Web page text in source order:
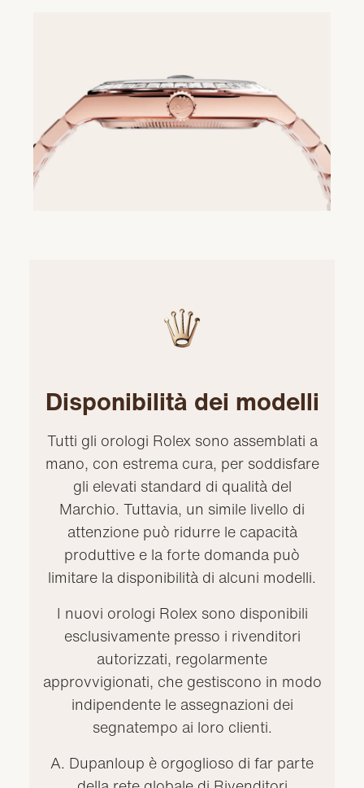
Disponibilità dei modelli
Tutti gli orologi Rolex sono assemblati a
mano, con estrema cura, per soddisfare
gli elevati standard di qualità del
Marchio. Tuttavia, un simile livello di
attenzione può ridurre le capacità
produttive e la forte domanda può
limitare la disponibilità di alcuni modelli.
I nuovi orologi Rolex sono disponibili
esclusivamente presso i rivenditori
autorizzati, regolarmente
approvvigionati, che gestiscono in modo
indipendente le assegnazioni dei
segnatempo ai loro clienti.
A. Dupanloup è orgoglioso di far parte